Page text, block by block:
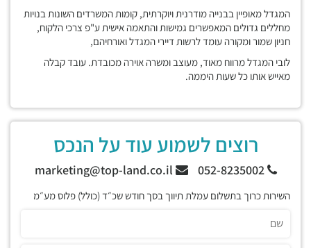
המגדל מאופיין בבנייה מודרנית ויוקרתית, קומות המשרדים השונות בנויות
מחללים גדולים המאפשרים גמישות והתאמה אישית ע"פ צרכי הלקוח,
חניון שמור ומקורה עומד לרשות דיירי המגדל ואורחיהם,
לובי המגדל מרווח מאוד, מעוצב ומשרה אוירה מכובדת. עובד קבלה
מאייש אותו כל שעות היממה.
רוצים לשמוע עוד על הנכס
052-8235002
השירות כרוך בתשלום עמלת תיווך בסך חודש שכ״ד (כולל) פלוס מע״מ